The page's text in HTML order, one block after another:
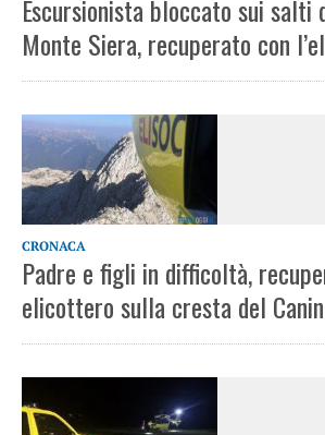
Escursionista bloccato sui salti
Monte Siera, recuperato con
CRONACA
Padre e figli in difficoltà,
elicottero sulla cresta del Canin